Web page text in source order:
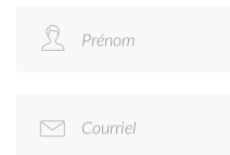
Prénom
Courriel